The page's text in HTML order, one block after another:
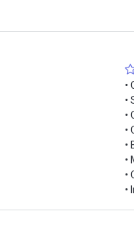
•
•
•
•
•
•
•
•